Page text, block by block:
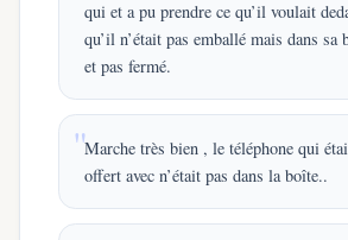
qui et a pu prendre ce qu’il voulait
qu’il n’était pas emballé mais dans sa
et pas fermé.
Marche très bien , le téléphone qui
offert avec n’était pas dans la boîte..